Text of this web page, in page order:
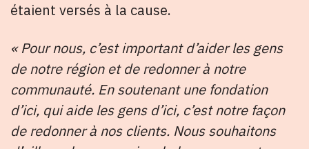
étaient versés à la cause.
« Pour nous, c’est important d’aider les gens
de notre région et de redonner à notre
communauté. En soutenant une fondation
d’ici, qui aide les gens d’ici, c’est notre façon
de redonner à nos clients. Nous souhaitons